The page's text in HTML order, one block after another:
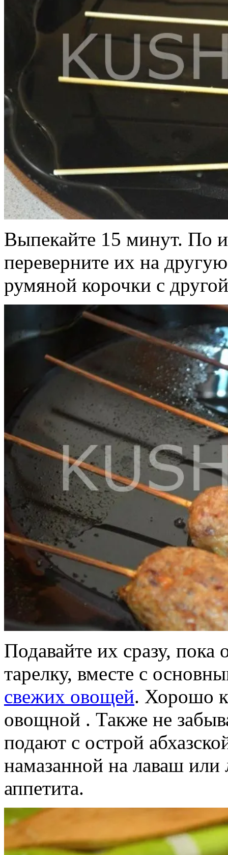
Выпекайте 15 минут. По
переверните их на
румяной корочки с
Подавайте их сразу,
тарелку, вместе с
свежих овощей. Хорошо
овощной . Также не
подают с острой
намазанной на лаваш
аппетита.